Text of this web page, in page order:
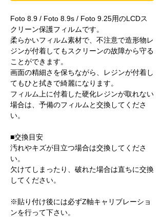
Foto 8.9 / Foto 8.9s / Foto 9.25用のLCDス
クリーン保護フィルムです。
柔らかいフィルム素材で、不注意で造形物レ
ジンが付着してもスクリーンの故障から守る
ことができます。
画面の精細さを保ちながら、レジンが付着し
てもひと拭きで綺麗になります。
フィルム上に付着した硬化レジンが取れない
場合は、予備のフィルムと交換してくださ
い。
■交換目安
汚れやキズが目立つ場合は交換してくださ
い。
欠けてしまったり、破れた場合は直ちに交換
してください。
※貼り付け後には必ずZ軸キャリブレーショ
ンを行って下さい。